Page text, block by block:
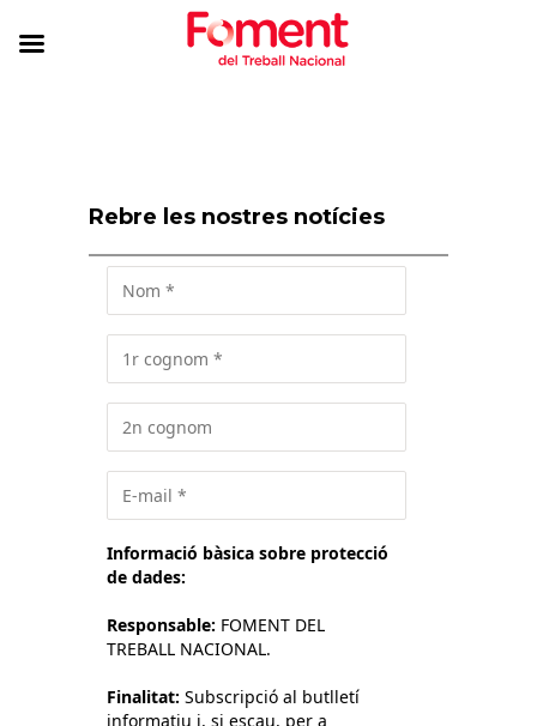
Rebre les nostres notícies
Informació bàsica sobre protecció
de dades:
Responsable: FOMENT DEL
TREBALL NACIONAL.
Finalitat: Subscripció al butlletí
informatiu i, si escau, per a